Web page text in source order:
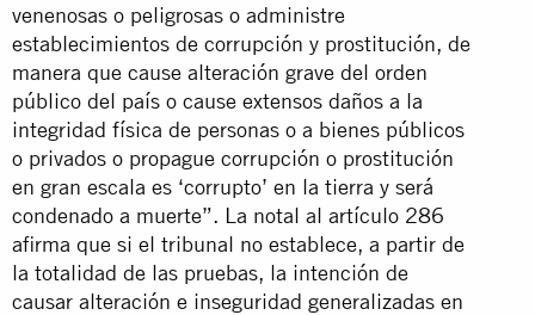
venenosas o peligrosas o administre
establecimientos de corrupción y prostitución, de
manera que cause alteración grave del orden
público del país o cause extensos daños a la
integridad física de personas o a bienes públicos
o privados o propague corrupción o prostitución
en gran escala es ‘corrupto’ en la tierra y será
condenado a muerte”. La notal al artículo 286
afirma que si el tribunal no establece, a partir de
la totalidad de las pruebas, la intención de
causar alteración e inseguridad generalizadas en